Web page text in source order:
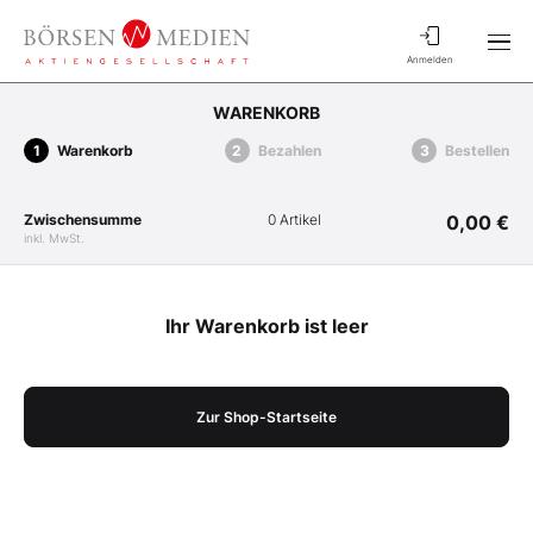
Anmelden
WARENKORB
Warenkorb Bezahlen Bestellen
Zwischensumme
inkl. MwSt.
0 Artikel 0,00 €
Ihr Warenkorb ist leer
Zur Shop-Startseite